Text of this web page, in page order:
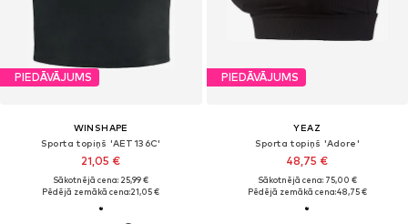
PIEDĀVĀJUMS
WINSHAPE
Sporta topiņš 'AET136C'
21,05 €
Sākotnējā cena: 25,99 €
Pēdējā zemākā cena:21,05 €
PIEDĀVĀJUMS
YEAZ
Sporta topiņš 'Adore'
48,75 €
Sākotnējā cena: 75,00 €
Pēdējā zemākā cena:48,75 €